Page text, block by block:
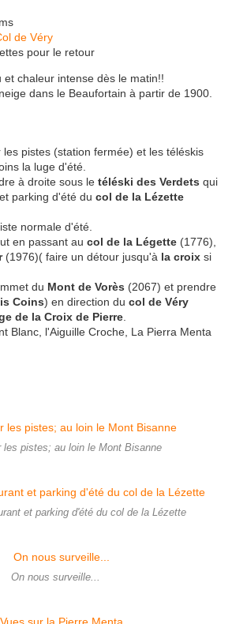
de Véry
pour le retour
et chaleur intense dès le matin!!
dans le Beaufortain à partir de 1900.
pistes (station fermée) et les téléskis
la luge d'été.
à droite sous le téléski des Verdets qui
parking d'été du col de la Lézette
normale d'été.
en passant au col de la Légette (1776),
(1976)( faire un détour jusqu'à la croix si
du Mont de Vorès (2067) et prendre
Coins) en direction du col de Véry
de la Croix de Pierre
Blanc, l'Aiguille Croche, La Pierra Menta
les pistes; au loin le Mont Bisanne
et parking d'été du col de la Lézette
On nous surveille...